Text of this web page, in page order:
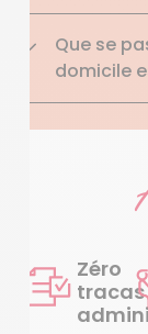
Que se
domicile
Zéro
tracas